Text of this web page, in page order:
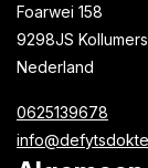
Foarwei 158
9298JS
Nederland
0625139678